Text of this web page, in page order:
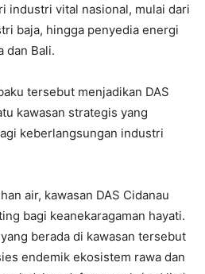
industri vital nasional, mulai dari
baja, hingga penyedia energi
dan Bali.
tersebut menjadikan DAS
kawasan strategis yang
keberlangsungan industri
air, kawasan DAS Cidanau
bagi keanekaragaman hayati.
berada di kawasan tersebut
endemik ekosistem rawa dan